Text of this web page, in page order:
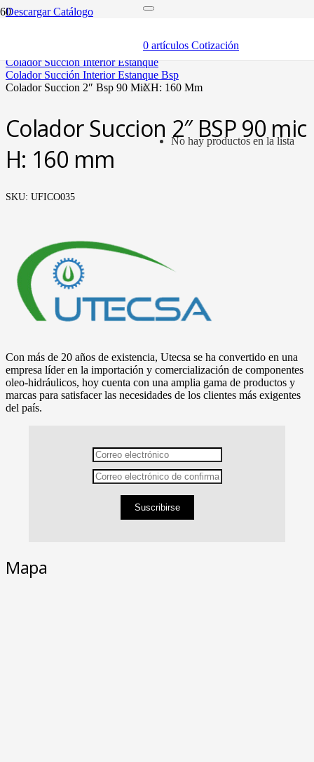
0 artículos Cotización
X
No hay productos en la lista
Descargar Catálogo
colador succión interior estanque
colador succión interior estanque bsp
colador succion 2″ bsp 90 mic h: 160 mm
Colador Succion 2″ BSP 90 mic
H: 160 mm
SKU: UFICO035
Con más de 20 años de existencia, Utecsa se ha convertido en una
empresa líder en la importación y comercialización de componentes
oleo-hidráulicos, hoy cuenta con una amplia gama de productos y
marcas para satisfacer las necesidades de los clientes más exigentes
del país.
Suscribirse
Mapa